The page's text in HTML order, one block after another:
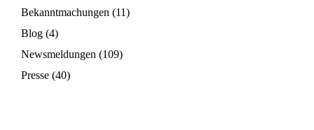
Bekanntmachungen (11)
Blog (4)
Newsmeldungen (109)
Presse (40)